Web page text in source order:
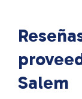
Salem